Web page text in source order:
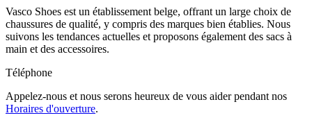
Vasco Shoes est un établissement belge, offrant un large choix de
chaussures de qualité, y compris des marques bien établies. Nous
suivons les tendances actuelles et proposons également des sacs à
main et des accessoires.
Téléphone
Appelez-nous et nous serons heureux de vous aider pendant nos
Horaires d'ouverture.